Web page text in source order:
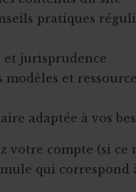
pratiques
et jurisprudence
et
adaptée à vos
compte (si ce
qui correspond